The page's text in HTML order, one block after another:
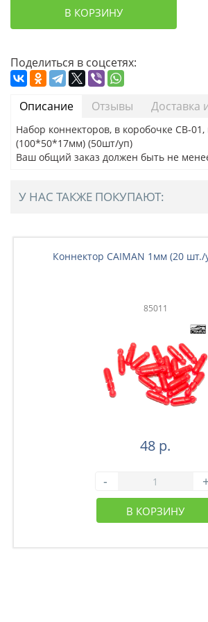
В КОРЗИНУ
Поделиться в соцсетях:
Описание Отзывы Доставка
Набор коннекторов, в коробочке СВ-
(100*50*17мм) (50шт/уп)
Ваш общий заказ должен быть не
У НАС ТАКЖЕ ПОКУПАЮТ:
Коннектор CAIMAN 1мм (20 шт./
85011
48 р.
-
В КОРЗИНУ